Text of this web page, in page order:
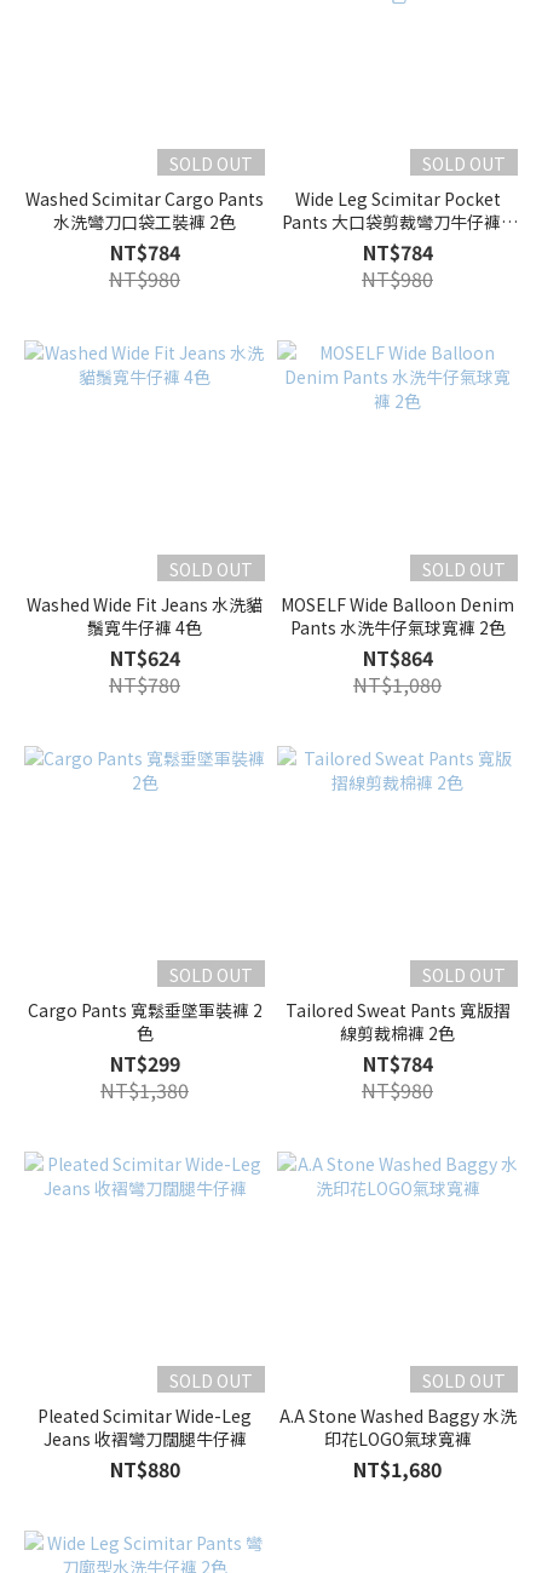
SOLD OUT
Washed Scimitar Cargo Pants
水洗彎刀口袋工裝褲 2色
NT$784
NT$980
SOLD OUT
Wide Leg Scimitar Pocket
Pants 大口袋剪裁彎刀牛仔褲 2
色
NT$784
NT$980
SOLD OUT
Washed Wide Fit Jeans 水洗貓
鬚寬牛仔褲 4色
NT$624
NT$780
SOLD OUT
MOSELF Wide Balloon Denim
Pants 水洗牛仔氣球寬褲 2色
NT$864
NT$1,080
SOLD OUT
Cargo Pants 寬鬆垂墜軍裝褲 2
色
NT$299
NT$1,380
SOLD OUT
Tailored Sweat Pants 寬版摺
線剪裁棉褲 2色
NT$784
NT$980
SOLD OUT
Pleated Scimitar Wide-Leg
Jeans 收褶彎刀闊腿牛仔褲
NT$880
SOLD OUT
A.A Stone Washed Baggy 水洗
印花LOGO氣球寬褲
NT$1,680